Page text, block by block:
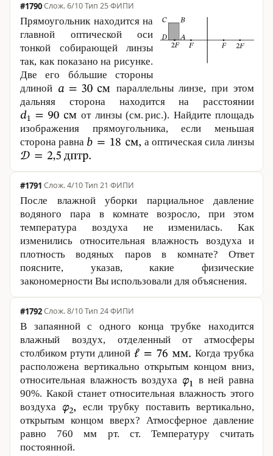
#1790· 6/10·Тип 25·ФИПИ
Прямоугольник находится на
главной оптической оси
тонкой собирающей линзы
так, как показано на рисунке.
Две его бóльшие стороны
длиной
параллельны линзе, при этом
дальняя сторона находится на расстоянии
от линзы (см. рис.). Найдите площадь
изображения прямоугольника, если меньшая
сторона равна
а оптическая сила линзы
#1791· 4/10·Тип 21·ФИПИ
После влажной уборки парциальное давление
водяного пара в комнате возросло, при этом
температура воздуха не изменилась. Как
изменились относительная влажность воздуха и
плотность водяных паров в комнате? Ответ
поясните, указав, какие физические
закономерности Вы использовали для объяснения.
#1792· 8/10·Тип 24·ФИПИ
В запаянной с одного конца трубке находится
влажный воздух, отделенный от атмосферы
столбиком ртути длиной
Когда трубка
расположена вертикально открытым концом вниз,
относительная влажность воздуха
в ней равна
90%. Какой станет относительная влажность этого
воздуха
если трубку поставить вертикально,
открытым концом вверх? Атмосферное давление
равно 760 мм рт. ст. Температуру считать
постоянной.